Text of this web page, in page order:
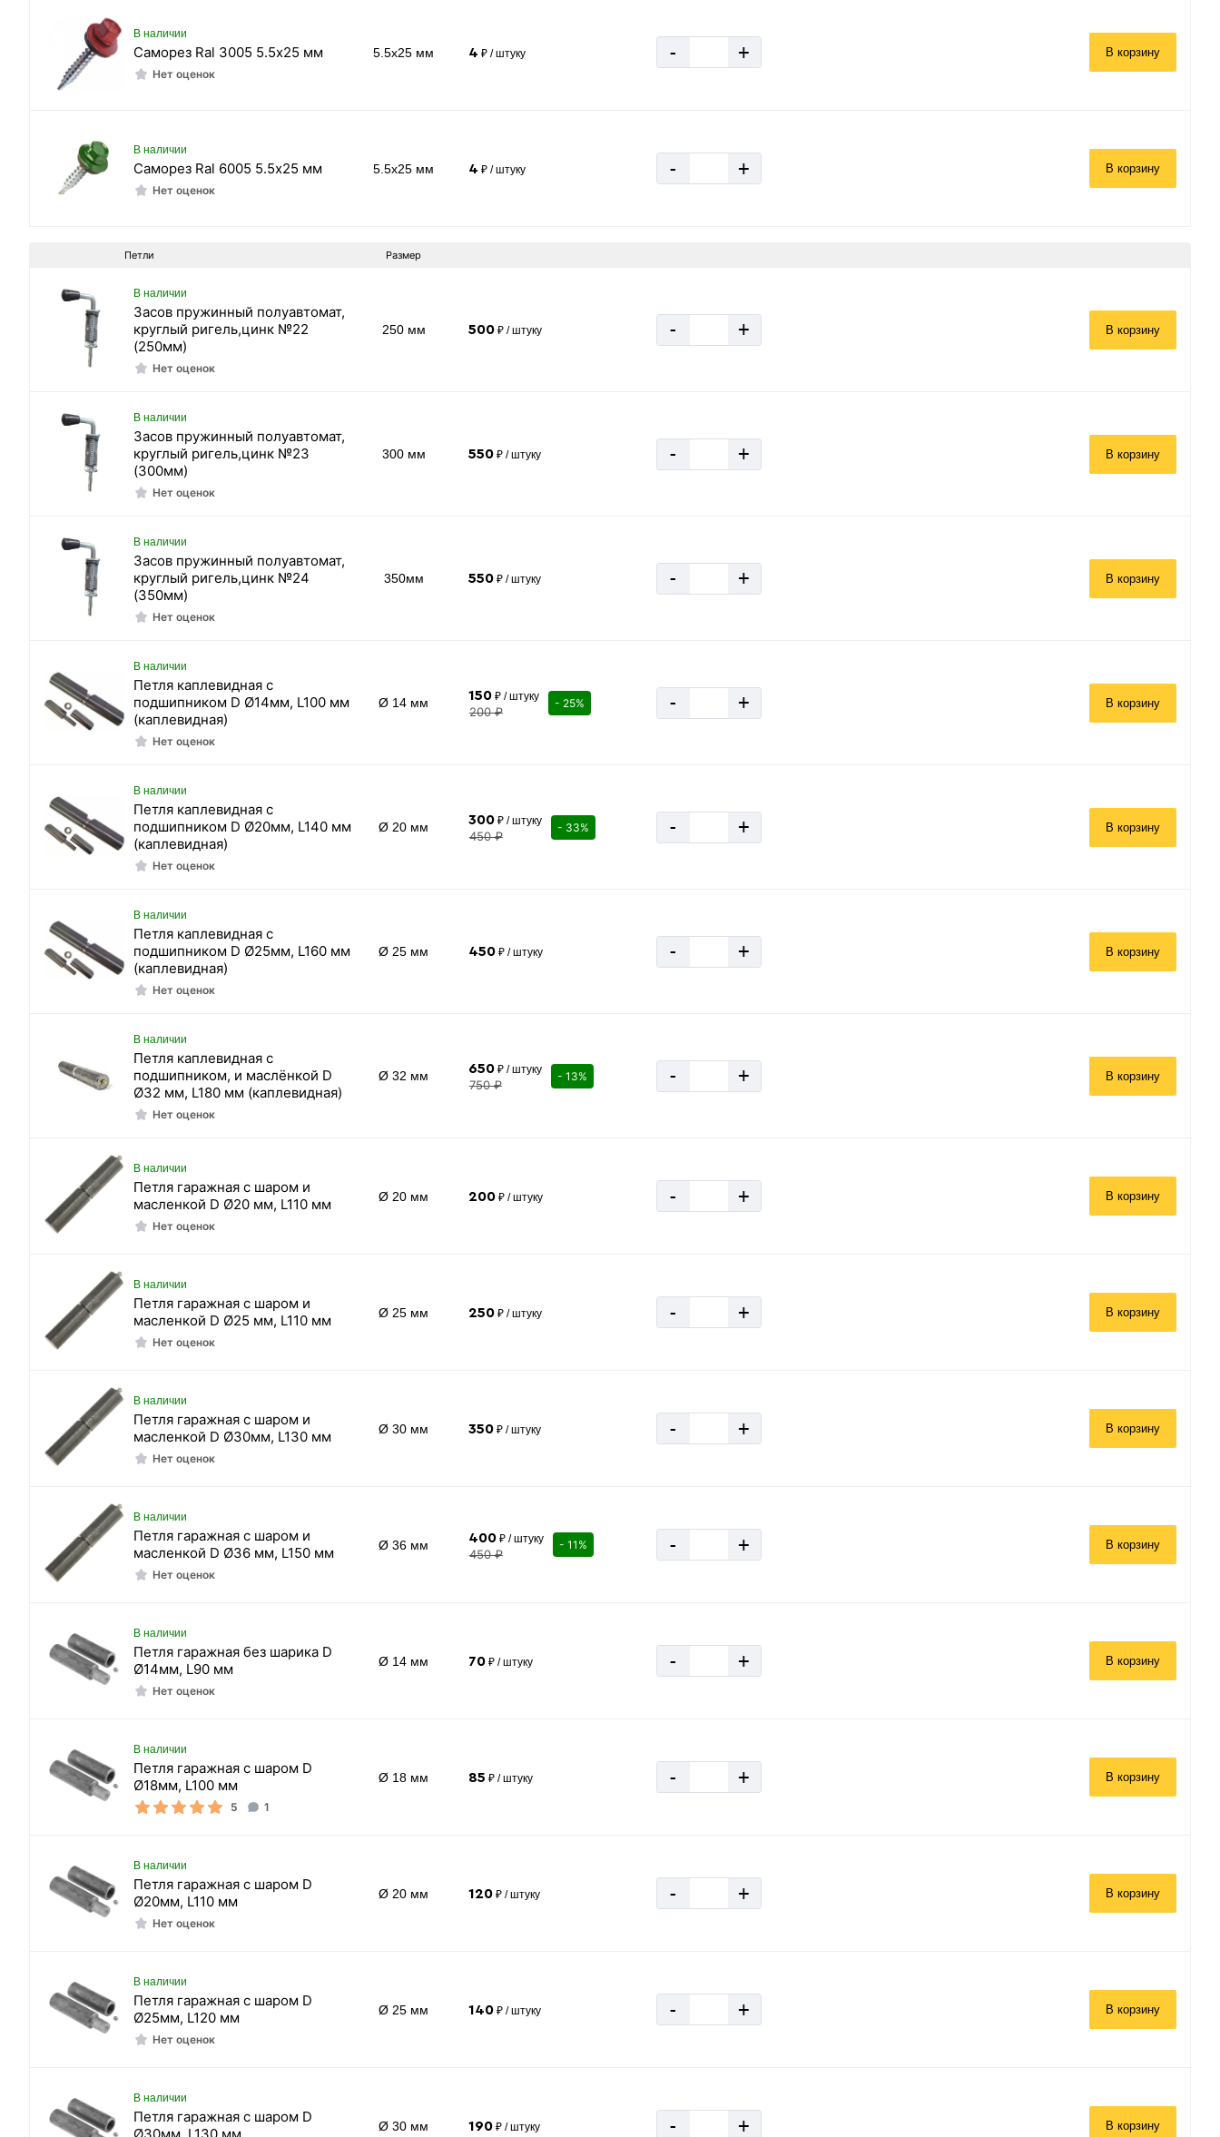
В наличии
Саморез Ral 3005 5.5х25 мм
Нет оценок
5.5x25 мм 4 ₽ / штуку - + В корзину
В наличии
Саморез Ral 6005 5.5х25 мм
Нет оценок
5.5x25 мм 4 ₽ / штуку - + В корзину
Петли Размер
В наличии
Засов пружинный полуавтомат,
круглый ригель,цинк №22
(250мм)
Нет оценок
250 мм 500₽ / штуку - + В корзину
В наличии
Засов пружинный полуавтомат,
круглый ригель,цинк №23
(300мм)
Нет оценок
300 мм 550₽ / штуку - + В корзину
В наличии
Засов пружинный полуавтомат,
круглый ригель,цинк №24
(350мм)
Нет оценок
350мм 550₽ / штуку - + В корзину
В наличии
Петля каплевидная с
подшипником D Ø14мм, L100 мм
(каплевидная)
Нет оценок
Ø 14 мм 150₽ / штуку
200 ₽
- 25% - + В корзину
В наличии
Петля каплевидная с
подшипником D Ø20мм, L140 мм
(каплевидная)
Нет оценок
Ø 20 мм 300₽ / штуку
450 ₽
- 33% - + В корзину
В наличии
Петля каплевидная с
подшипником D Ø25мм, L160 мм
(каплевидная)
Нет оценок
Ø 25 мм 450₽ / штуку - + В корзину
В наличии
Петля каплевидная с
подшипником, и маслёнкой D
Ø32 мм, L180 мм (каплевидная)
Нет оценок
Ø 32 мм 650₽ / штуку
750 ₽
- 13% - + В корзину
В наличии
Петля гаражная с шаром и
масленкой D Ø20 мм, L110 мм
Нет оценок
Ø 20 мм 200₽ / штуку - + В корзину
В наличии
Петля гаражная с шаром и
масленкой D Ø25 мм, L110 мм
Нет оценок
Ø 25 мм 250₽ / штуку - + В корзину
В наличии
Петля гаражная с шаром и
масленкой D Ø30мм, L130 мм
Нет оценок
Ø 30 мм 350₽ / штуку - + В корзину
В наличии
Петля гаражная с шаром и
масленкой D Ø36 мм, L150 мм
Нет оценок
Ø 36 мм 400₽ / штуку
450 ₽
- 11% - + В корзину
В наличии
Петля гаражная без шарика D
Ø14мм, L90 мм
Нет оценок
Ø 14 мм 70₽ / штуку - + В корзину
В наличии
Петля гаражная с шаром D
Ø18мм, L100 мм
5 1
Ø 18 мм 85 ₽ / штуку - + В корзину
В наличии
Петля гаражная с шаром D
Ø20мм, L110 мм
Нет оценок
Ø 20 мм 120₽ / штуку - + В корзину
В наличии
Петля гаражная с шаром D
Ø25мм, L120 мм
Нет оценок
Ø 25 мм 140₽ / штуку - + В корзину
В наличии
Петля гаражная с шаром D
Ø 30 мм 190₽ / штуку - + В корзину